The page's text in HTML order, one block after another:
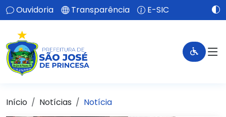
Ouvidoria Transparência E-SIC
Início Notícias Notícia